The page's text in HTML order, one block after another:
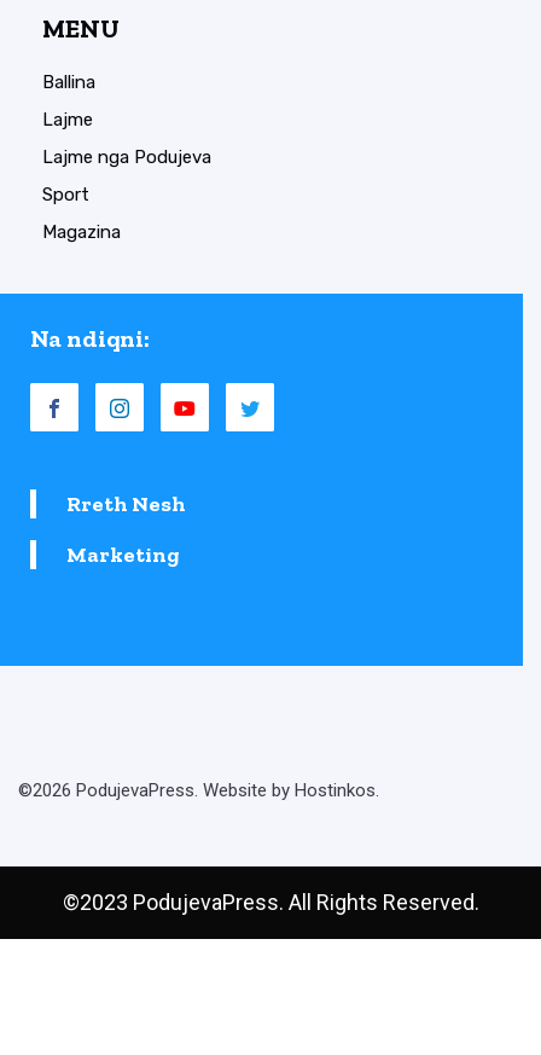
MENU
Ballina
Lajme
Lajme nga Podujeva
Sport
Magazina
Na ndiqni:
Rreth Nesh
Marketing
©2026 PodujevaPress. Website by Hostinkos.
©2023 PodujevaPress. All Rights Reserved.